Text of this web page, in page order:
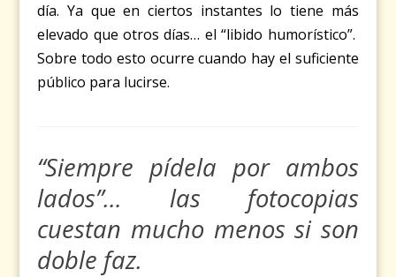
día. Ya que en ciertos instantes lo tiene más
elevado que otros días… el “libido humorístico”.
Sobre todo esto ocurre cuando hay el suficiente
público para lucirse.
“Siempre pídela por ambos
lados”… las fotocopias
cuestan mucho menos si son
doble faz.